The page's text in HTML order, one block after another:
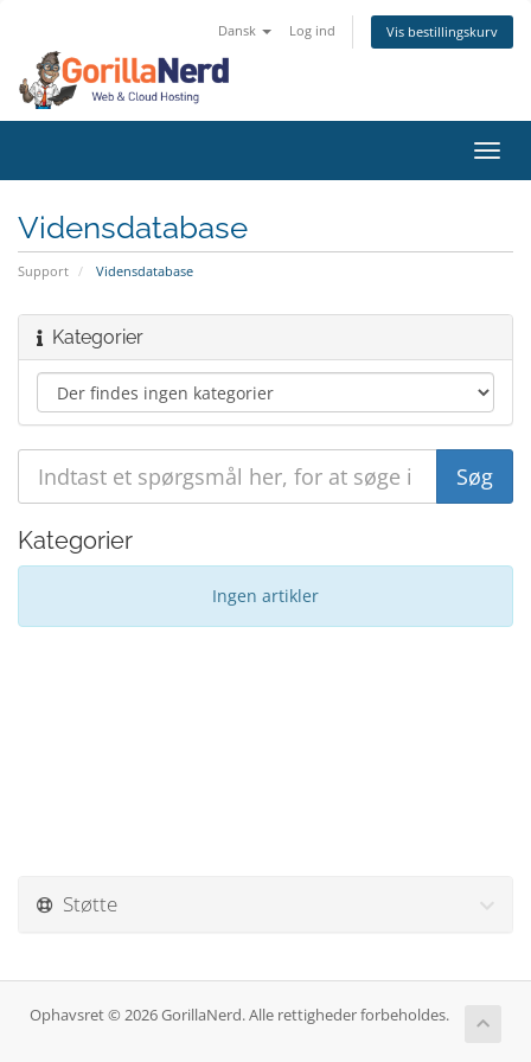
Dansk Log ind Vis bestillingskurv
Skift
Vidensdatabase
Support Vidensdatabase
Kategorier
Kategorier
Ingen artikler
Støtte
Ophavsret © 2026 GorillaNerd. Alle rettigheder forbeholdes.